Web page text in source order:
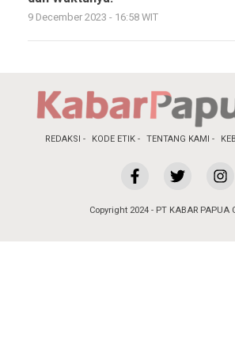
9 December 2023 - 16:58 WIT
REDAKSI KODE ETIK TENTANG KAMI
Copyright 2024 - PT KABAR PAPUA